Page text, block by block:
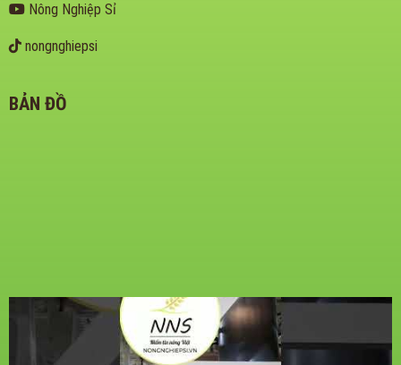
Nông Nghiệp Sỉ
nongnghiepsi
BẢN ĐỒ